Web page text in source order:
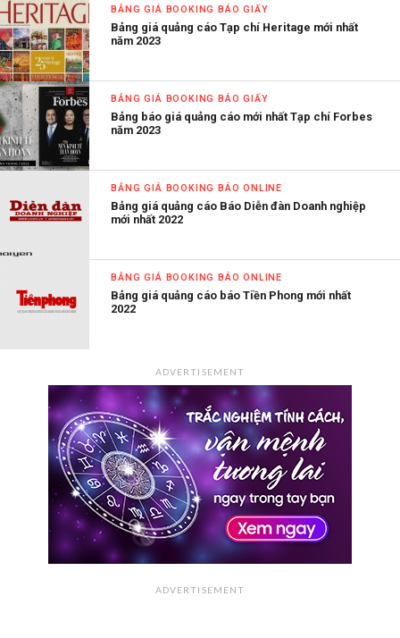
BẢNG GIÁ BOOKING BÁO GIẤY
Bảng giá quảng cáo Tạp chí Heritage mới nhất
năm 2023
BẢNG GIÁ BOOKING BÁO GIẤY
Bảng báo giá quảng cáo mới nhất Tạp chí Forbes
năm 2023
BẢNG GIÁ BOOKING BÁO ONLINE
Bảng giá quảng cáo Báo Diễn đàn Doanh nghiệp
mới nhất 2022
BẢNG GIÁ BOOKING BÁO ONLINE
Bảng giá quảng cáo báo Tiền Phong mới nhất
2022
ADVERTISEMENT
ADVERTISEMENT